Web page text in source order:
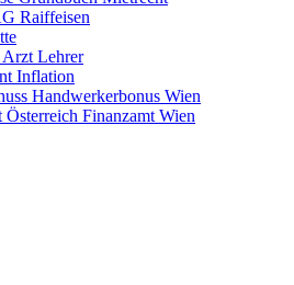
Raiffeisen
Arzt Lehrer
Inflation
Handwerkerbonus Wien
Österreich Finanzamt Wien